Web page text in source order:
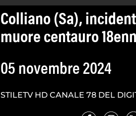
Colliano (Sa),
muore centauro
05 novembre 2024
STILETV HD CANALE 78 DEL